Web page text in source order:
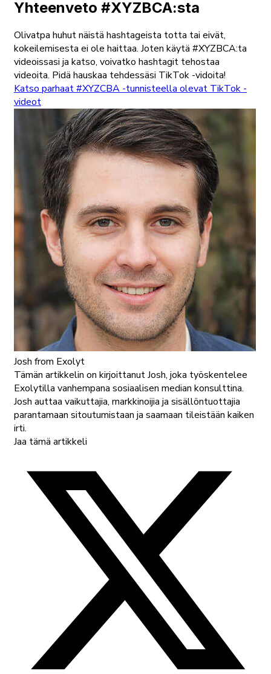
Yhteenveto #XYZBCA:sta
Olivatpa huhut näistä hashtageista totta tai eivät,
kokeilemisesta ei ole haittaa. Joten käytä #XYZBCA:ta
videoissasi ja katso, voivatko hashtagit tehostaa
videoita. Pidä hauskaa tehdessäsi TikTok -vidoita!
Katso parhaat #XYZCBA -tunnisteella olevat TikTok -
videot
Josh from Exolyt
Tämän artikkelin on kirjoittanut Josh, joka työskentelee
Exolytilla vanhempana sosiaalisen median konsulttina.
Josh auttaa vaikuttajia, markkinoijia ja sisällöntuottajia
parantamaan sitoutumistaan ja saamaan tileistään kaiken
irti.
Jaa tämä artikkeli